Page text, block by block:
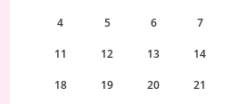
4 5 6 7
11 12 13 14
18 19 20 21